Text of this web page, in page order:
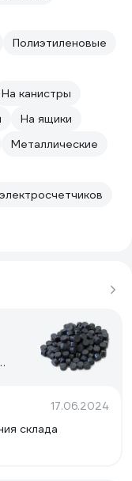
Полиэтиленовые
На канистры
На ящики
Металлические
17.06.2024
склада